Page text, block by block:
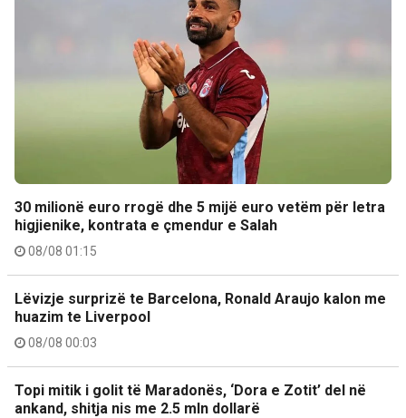
30 milionë euro rrogë dhe 5 mijë euro vetëm për letra
higjienike, kontrata e çmendur e Salah
08/08 01:15
Lëvizje surprizë te Barcelona, Ronald Araujo kalon me
huazim te Liverpool
08/08 00:03
Topi mitik i golit të Maradonës, ‘Dora e Zotit’ del në
ankand, shitja nis me 2.5 mln dollarë